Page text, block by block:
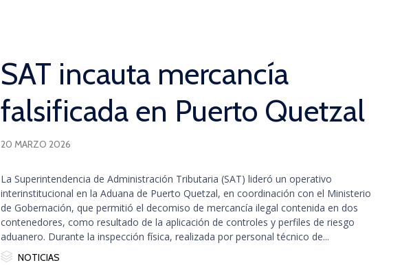
SAT incauta mercancía
falsificada en Puerto Quetzal
20 MARZO 2026
La Superintendencia de Administración Tributaria (SAT) lideró un operativo
interinstitucional en la Aduana de Puerto Quetzal, en coordinación con el Ministerio
de Gobernación, que permitió el decomiso de mercancía ilegal contenida en dos
contenedores, como resultado de la aplicación de controles y perfiles de riesgo
aduanero. Durante la inspección física, realizada por personal técnico de...
 Category
NOTICIAS